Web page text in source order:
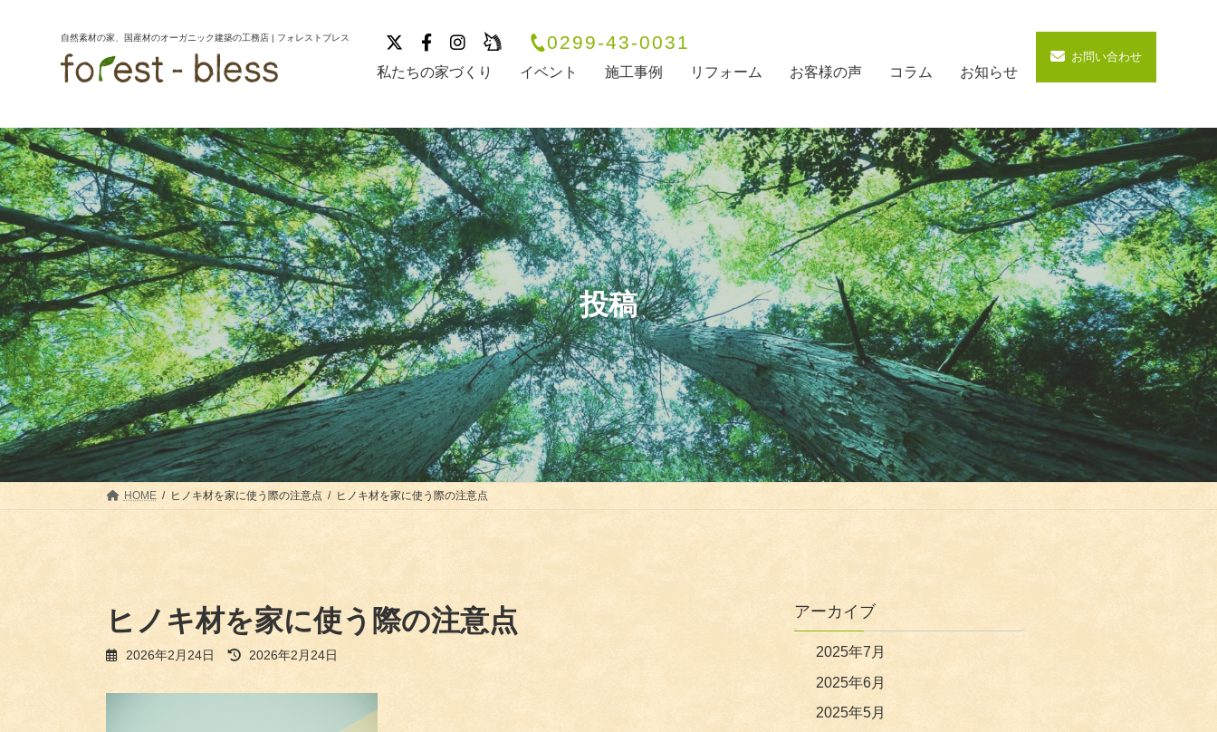
キ
ッ
プ
に
移
動
自然素材の家、国産材のオーガニック建築の工務店 | フォレストブレス 0299-43-0031
私たちの家づくり イベント 施工事例 リフォーム お客様の声 コラム お知らせ
お問い合わせ
投稿
HOME ヒノキ材を家に使う際の注意点 ヒノキ材を家に使う際の注意点
ヒノキ材を家に使う際の注意点
2026年2月24日
最
2026年2月24日
アーカイブ
2025年7月
2025年6月
2025年5月